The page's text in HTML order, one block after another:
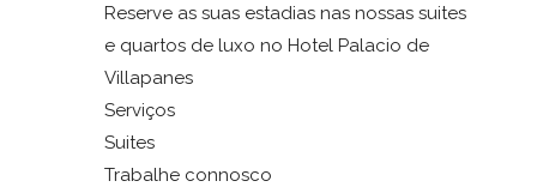
Reserve as suas estadias nas nossas suites
e quartos de luxo no Hotel Palacio de
Villapanes
Serviços
Suites
Trabalhe connosco